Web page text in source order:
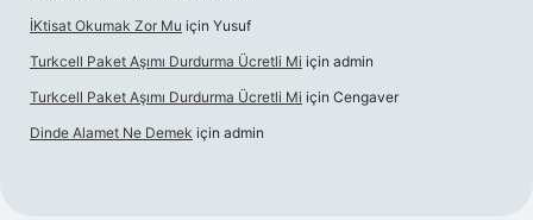
İKtisat Okumak Zor Mu için Yusuf
Turkcell Paket Aşımı Durdurma Ücretli Mi için admin
Turkcell Paket Aşımı Durdurma Ücretli Mi için Cengaver
Dinde Alamet Ne Demek için admin